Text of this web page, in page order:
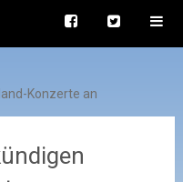
Konzerte an